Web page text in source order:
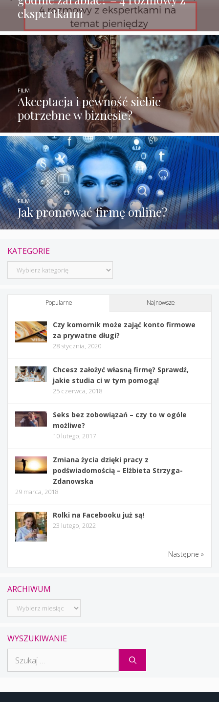
ekspertkami
Akceptacja i pewność siebie
potrzebne w biznesie?
FILM
Jak promować firmę online?
FILM
KATEGORIE
Kategorie
Popularne Najnowsze
Czy komornik może zająć konto firmowe
za prywatne długi?
28 stycznia, 2020
Chcesz założyć własną firmę? Sprawdź,
jakie studia ci w tym pomogą!
25 czerwca, 2018
Seks bez zobowiązań – czy to w ogóle
możliwe?
10 lutego, 2017
Zmiana życia dzięki pracy z
podświadomością – Elżbieta Strzyga-
Zdanowska
29 marca, 2018
Rolki na Facebooku już są!
23 lutego, 2022
Następne »
ARCHIWUM
Archiwum
WYSZUKIWANIE